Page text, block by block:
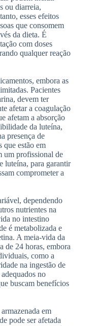
ou diarreia,
esses efeitos
que consomem
da dieta. É
com doses
qualquer reação
embora as
Pacientes
devem ter
afetar a coagulação
afetam a absorção
da luteína,
presença de
que estão em
um profissional de
luteína, para garantir
comprometer a
dependendo
nutrientes na
no intestino
é metabolizada e
A meia-vida da
de 24 horas, embora
como a
na ingestão de
no
buscam benefícios
em
pode ser afetada